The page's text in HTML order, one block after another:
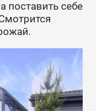
поставить себе